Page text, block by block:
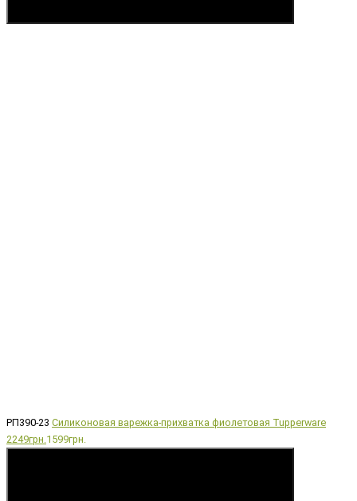
РП390-23 Силиконовая варежка-прихватка фиолетовая Tupperware
2249грн.1599грн.